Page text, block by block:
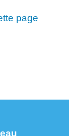
page